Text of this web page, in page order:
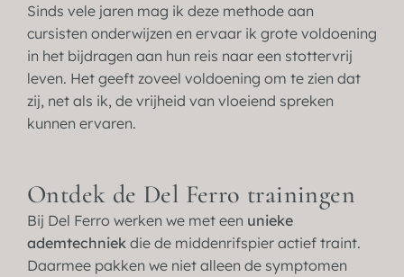
Sinds vele jaren mag ik deze methode aan
cursisten onderwijzen en ervaar ik grote voldoening
in het bijdragen aan hun reis naar een stottervrij
leven. Het geeft zoveel voldoening om te zien dat
zij, net als ik, de vrijheid van vloeiend spreken
kunnen ervaren.
Ontdek de Del Ferro trainingen
Bij Del Ferro werken we met een unieke
ademtechniek die de middenrifspier actief traint.
Daarmee pakken we niet alleen de symptomen